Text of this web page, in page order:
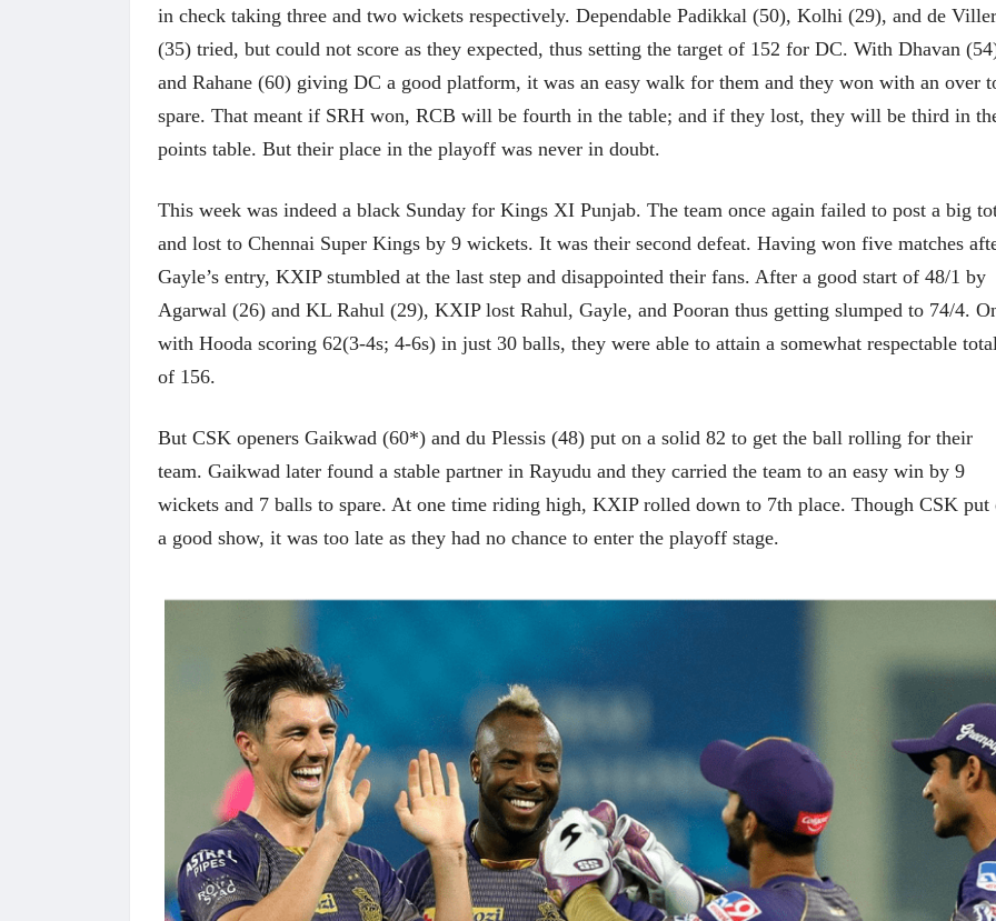
in check taking three and two wickets respectively. Dependable Padikkal (50), Kolhi (29), and de
(35) tried, but could not score as they expected, thus setting the target of 152 for DC. With Dhavan
and Rahane (60) giving DC a good platform, it was an easy walk for them and they won with an over
spare. That meant if SRH won, RCB will be fourth in the table; and if they lost, they will be third in
points table. But their place in the playoff was never in doubt.
This week was indeed a black Sunday for Kings XI Punjab. The team once again failed to post a big
and lost to Chennai Super Kings by 9 wickets. It was their second defeat. Having won five matches
Gayle’s entry, KXIP stumbled at the last step and disappointed their fans. After a good start of 48/1 by
Agarwal (26) and KL Rahul (29), KXIP lost Rahul, Gayle, and Pooran thus getting slumped to 74/4.
with Hooda scoring 62(3-4s; 4-6s) in just 30 balls, they were able to attain a somewhat respectable total
of 156.
But CSK openers Gaikwad (60*) and du Plessis (48) put on a solid 82 to get the ball rolling for their
team. Gaikwad later found a stable partner in Rayudu and they carried the team to an easy win by 9
wickets and 7 balls to spare. At one time riding high, KXIP rolled down to 7th place. Though CSK put
a good show, it was too late as they had no chance to enter the playoff stage.
धार्मिक व सामाजिक सुधारणा हे पुस्तक खरेदी
करण्यासाठी येथे क्लिक करा.
भारतीय अर्थकारणावरील निबंध हे पुस्तक
चीन भेटीतील भाषणे - रवींद्रनाथ टागोर
(अनुवाद सानिया कर्णिक )